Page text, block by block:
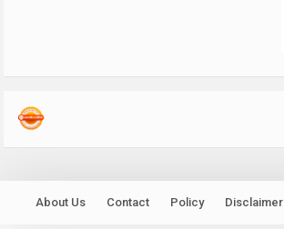
About Us Contact Policy Disclaimer